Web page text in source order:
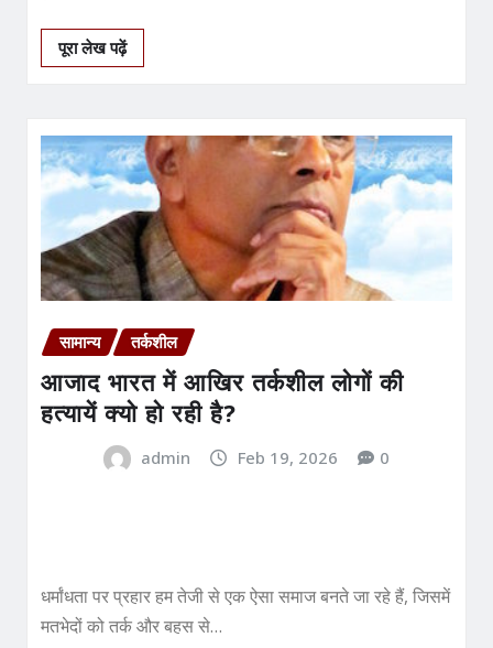
पूरा लेख पढ़ें
सामान्य तर्कशील
आजाद भारत में आखिर तर्कशील लोगों की
हत्यायें क्यो हो रही है?
admin Feb 19, 2026 0
धर्मांधता पर प्रहार हम तेजी से एक ऐसा समाज बनते जा रहे हैं, जिसमें
मतभेदों को तर्क और बहस से…